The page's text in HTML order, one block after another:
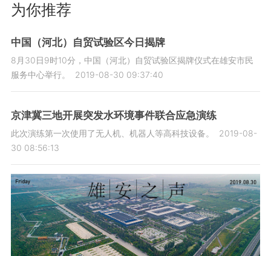
为你推荐
中国（河北）自贸试验区今日揭牌
8月30日9时10分，中国（河北）自贸试验区揭牌仪式在雄安市民
服务中心举行。
2019-08-30 09:37:40
京津冀三地开展突发水环境事件联合应急演练
此次演练第一次使用了无人机、机器人等高科技设备。
2019-08-
30 08:56:13